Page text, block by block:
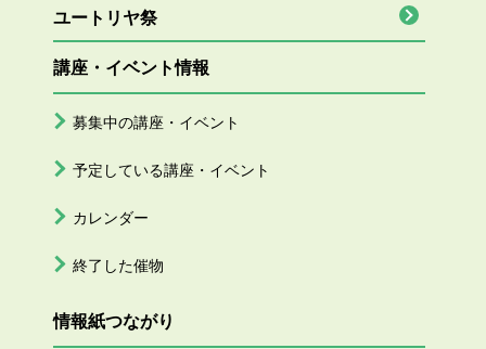
ユートリヤ祭
講座・イベント情報
募集中の講座・イベント
予定している講座・イベント
カレンダー
終了した催物
情報紙つながり